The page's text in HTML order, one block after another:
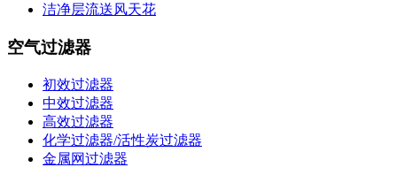
洁净层流送风天花
空气过滤器
初效过滤器
中效过滤器
高效过滤器
化学过滤器/活性炭过滤器
金属网过滤器